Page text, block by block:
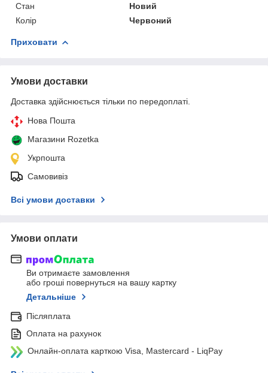
Стан
Новий
Колір
Червоний
Приховати
Умови доставки
Доставка здійснюється тільки по передоплаті.
Нова Пошта
Магазини Rozetka
Укрпошта
Самовивіз
Всі умови доставки
Умови оплати
Ви отримаєте замовлення
або гроші повернуться на вашу картку
Детальніше
Післяплата
Оплата на рахунок
Онлайн-оплата карткою Visa, Mastercard - LiqPay